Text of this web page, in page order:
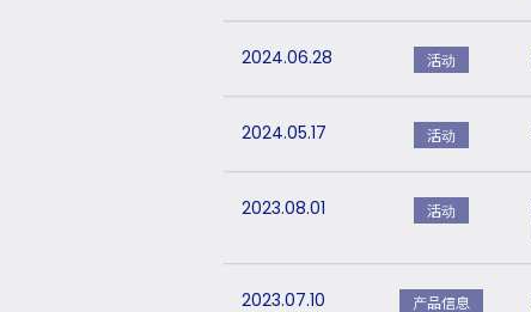
2024.06.28 活动
2024.05.17 活动
2023.08.01 活动
2023.07.10 产品信息